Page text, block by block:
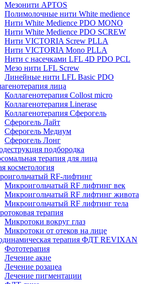
Мезонити APTOS
Полимолочные нити White medience
Нити White Medience PDO MONO
Нити White Medience PDO SCREW
Нити VICTORIA Screw PLLA
Нити VICTORIA Mono PLLA
Нити с насечками LFL 4D PDO PCL
Мезо нити LFL Screw
Линейные нити LFL Basic PDO
лица
Коллагенотерапия Collost micro
Коллагенотерапия Linerase
Коллагенотерапия Сферогель
Сферогель Лайт
Сферогель Медиум
Сферогель Лонг
подбородка
терапия для лица
косметология
RF-лифтинг
Микроигольчатый RF лифтинг век
Микроигольчатый RF лифтинг живота
Микроигольчатый RF лифтинг тела
терапия
Микротоки вокруг глаз
Микротоки от отеков на лице
терапия ФДТ REVIXAN
Фототерапия
Лечение акне
Лечение розацеа
Лечение пигментации